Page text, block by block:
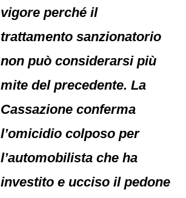
vigore perché il
trattamento sanzionatorio
non può considerarsi più
mite del precedente. La
Cassazione conferma
l’omicidio colposo per
l’automobilista che ha
investito e ucciso il pedone